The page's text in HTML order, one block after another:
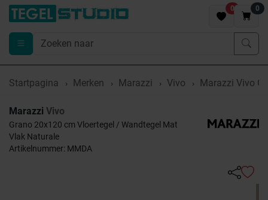
0 0
Startpagina Merken Marazzi Vivo Marazzi Vivo
Marazzi Vivo
Grano 20x120 cm Vloertegel / Wandtegel Mat
Vlak Naturale
Artikelnummer: MMDA